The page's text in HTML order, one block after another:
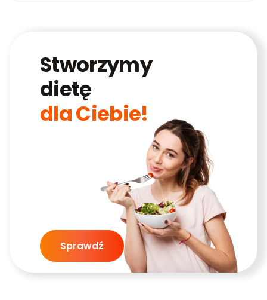
Stworzymy
dietę
dla Ciebie!
Sprawdź